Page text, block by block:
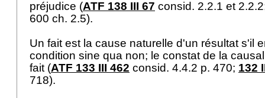
préjudice (ATF 138 III 67 consid. 2.2.1 et
600 ch. 2.5).
Un fait est la cause naturelle d'un résultat s'il
condition sine qua non; le constat de la
fait (ATF 133 III 462 consid. 4.4.2 p. 470; 132
718).